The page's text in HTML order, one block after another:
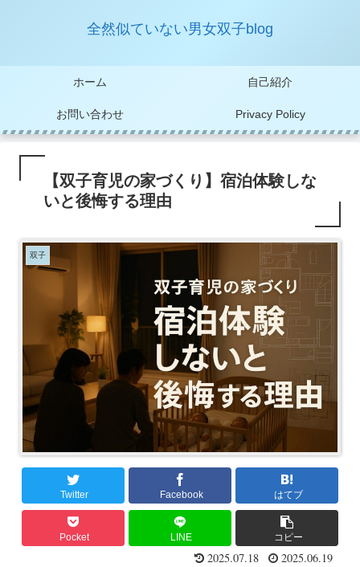
全然似ていない男女双子blog
ホーム 自己紹介
お問い合わせ Privacy Policy
【双子育児の家づくり】宿泊体験しな
いと後悔する理由
双子
Twitter Facebook はてブ
Pocket LINE コピー
2025.07.18 2025.06.19